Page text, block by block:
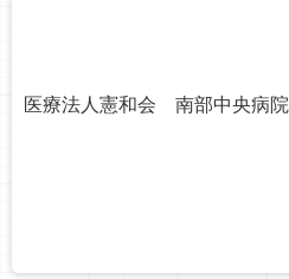
医療法人憲和会 南部中央病院